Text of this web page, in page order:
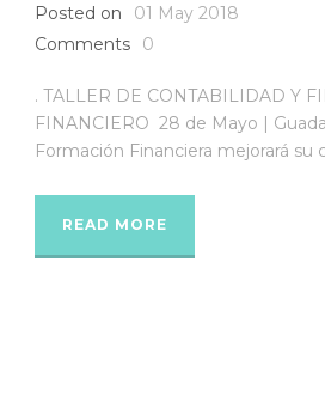
Posted on
01 May 2018
Comments
0
. TALLER DE CONTABILIDAD Y
FINANCIERO 28 de Mayo |
Formación Financiera mejorará su
READ MORE